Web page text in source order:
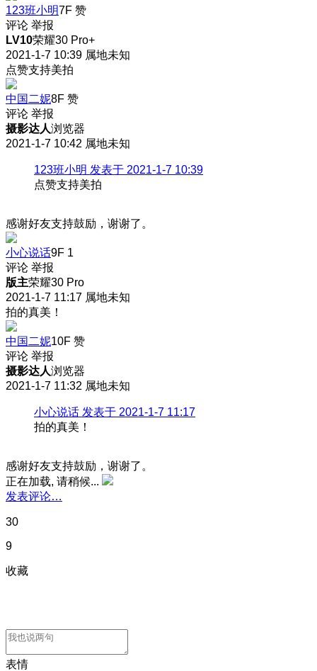
123班小明7F 赞
评论 举报
LV10荣耀30 Pro+
2021-1-7 10:39 属地未知
点赞支持美拍
中国二妮8F 赞
评论 举报
摄影达人浏览器
2021-1-7 10:42 属地未知
123班小明 发表于 2021-1-7 10:39
点赞支持美拍
感谢好友支持鼓励，谢谢了。
小心说话9F 1
评论 举报
版主荣耀30 Pro
2021-1-7 11:17 属地未知
拍的真美！
中国二妮10F 赞
评论 举报
摄影达人浏览器
2021-1-7 11:32 属地未知
小心说话 发表于 2021-1-7 11:17
拍的真美！
感谢好友支持鼓励，谢谢了。
正在加载, 请稍候...
发表评论…
30
9
收藏
表情